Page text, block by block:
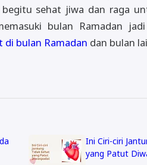
sehat jiwa dan raga
bulan Ramadan
di bulan Ramadan dan bulan
Ini Ciri-ciri
yang Patut